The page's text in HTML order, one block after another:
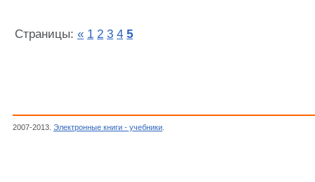
Страницы: « 1 2 3 4 5
2007-2013. Электронные книги - учебники